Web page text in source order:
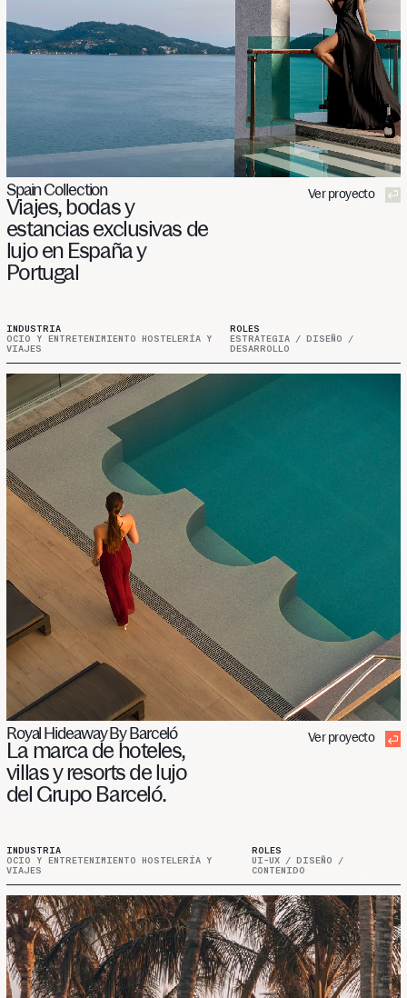
Spain Collection
Viajes,bodasy
estanciasexclusivas de
lujo en Españay
Portugal
Ver proyecto
INDUSTRIA
OCIO Y ENTRETENIMIENTO HOSTELERÍA Y
VIAJES
ROLES
ESTRATEGIA / DISEÑO /
DESARROLLO
Royal Hideaway By Barceló
La marcade hoteles,
villasyresortsdelujo
del Grupo Barceló.
Ver proyecto
INDUSTRIA
OCIO Y ENTRETENIMIENTO HOSTELERÍA Y
VIAJES
ROLES
UI-UX / DISEÑO /
CONTENIDO